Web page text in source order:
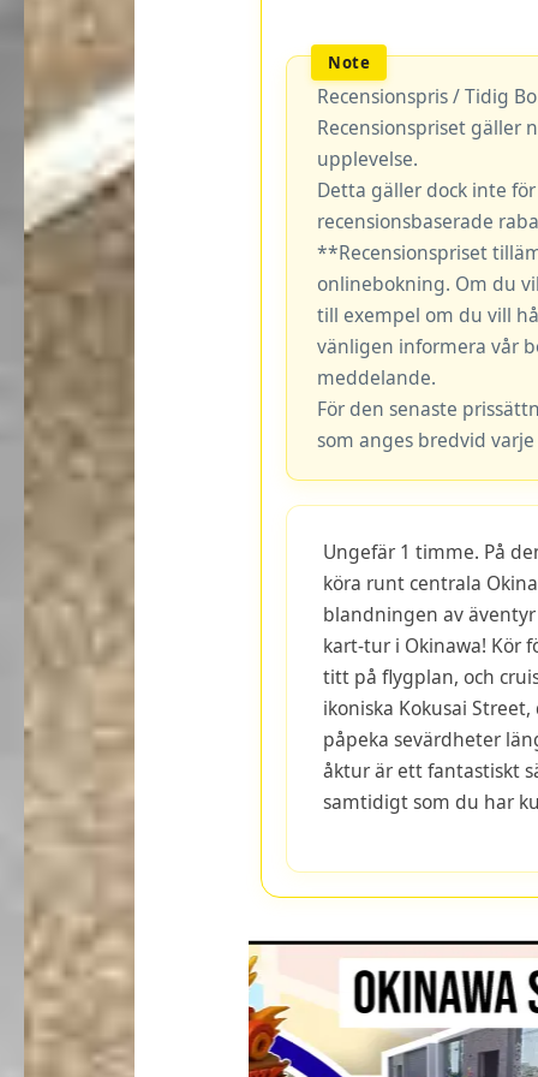
Recensionspris / Tidig
Recensionspriset gäller
upplevelse.
Detta gäller dock inte
recensionsbaserade
**Recensionspriset
onlinebokning. Om du
till exempel om du vill
vänligen informera vår
meddelande.
För den senaste
som anges bredvid
Ungefär 1 timme. På
köra runt centrala
blandningen av
kart-tur i Okinawa! Kör
titt på flygplan, och
ikoniska Kokusai
påpeka sevärdheter
åktur är ett fantastiskt
samtidigt som du har